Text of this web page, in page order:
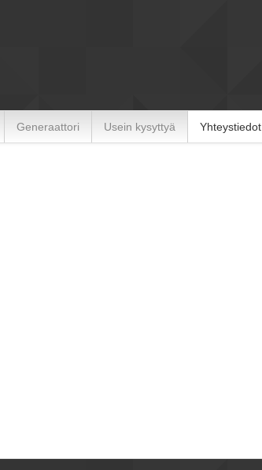
Generaattori Usein kysyttyä Yhteystiedot